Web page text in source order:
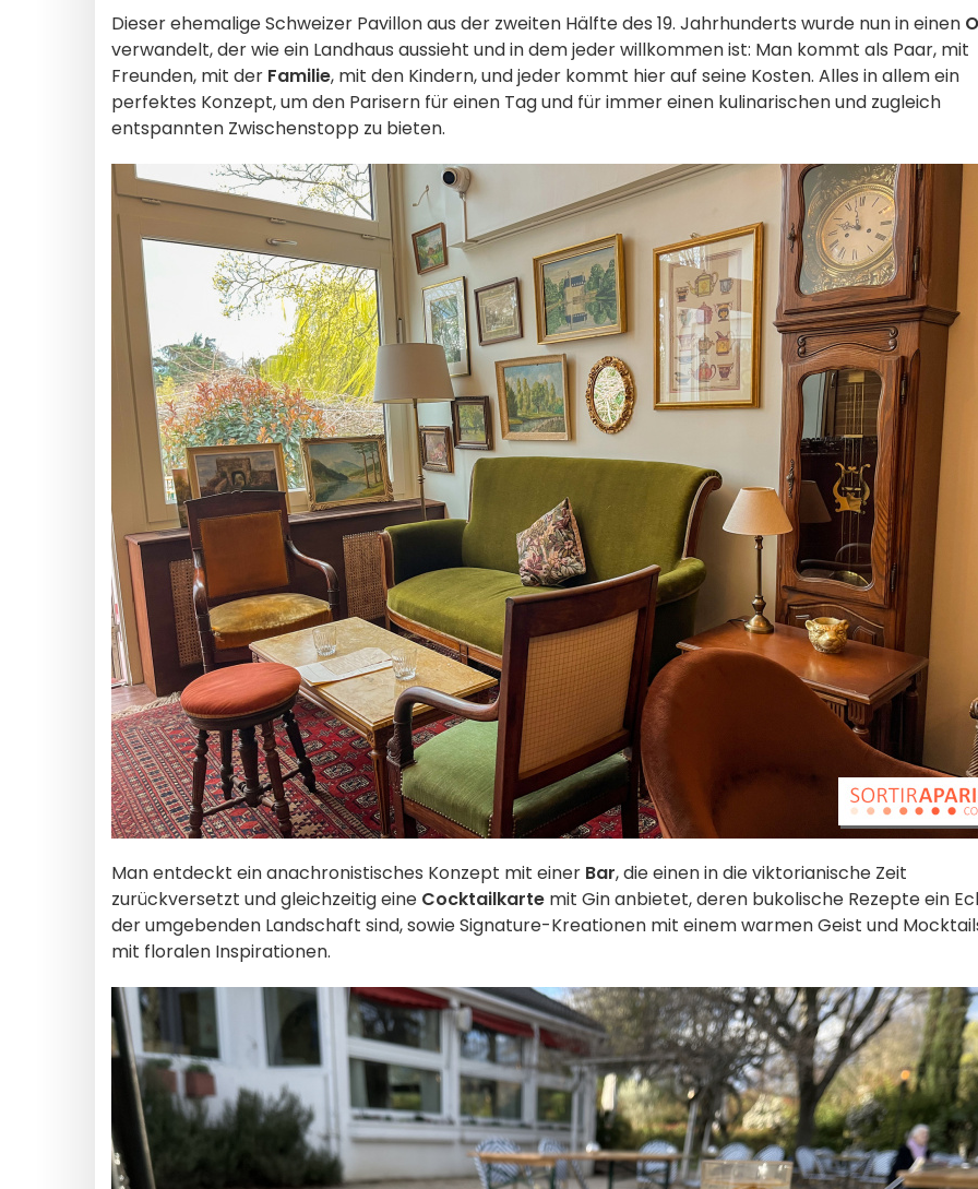
Dieser ehemalige Schweizer Pavillon aus der zweiten Hälfte des 19. Jahrhunderts wurde nun in einen
verwandelt, der wie ein Landhaus aussieht und in dem jeder willkommen ist: Man kommt als Paar, mit
Freunden, mit der Familie, mit den Kindern, und jeder kommt hier auf seine Kosten. Alles in allem ein
perfektes Konzept, um den Parisern für einen Tag und für immer einen kulinarischen und zugleich
entspannten Zwischenstopp zu bieten.
Man entdeckt ein anachronistisches Konzept mit einer Bar, die einen in die viktorianische Zeit
zurückversetzt und gleichzeitig eine Cocktailkarte mit Gin anbietet, deren bukolische Rezepte ein
der umgebenden Landschaft sind, sowie Signature-Kreationen mit einem warmen Geist und
mit floralen Inspirationen.